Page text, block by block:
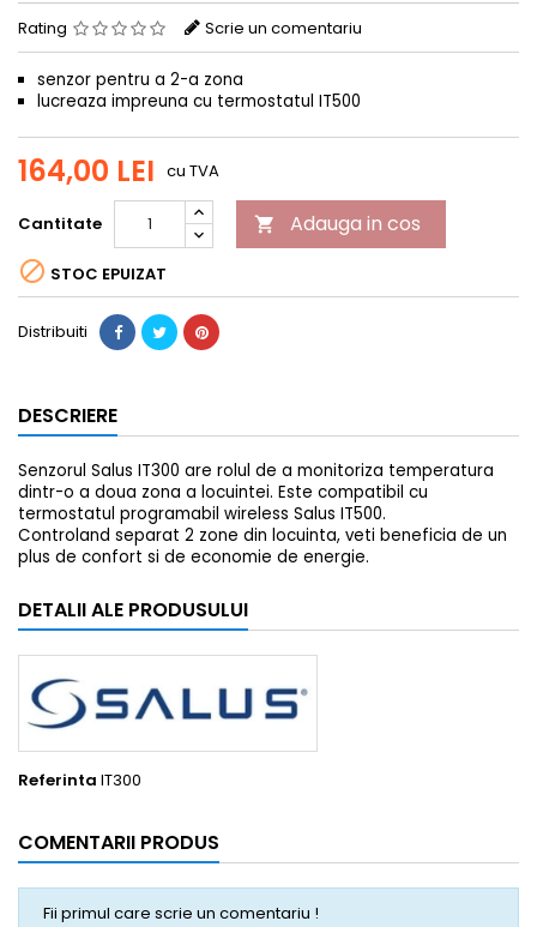
Rating Scrie un comentariu
senzor pentru a 2-a zona
lucreaza impreuna cu termostatul IT500
164,00 LEI cu TVA
Cantitate  Adauga in cos
 STOC EPUIZAT
Distribuiti
DESCRIERE
Senzorul Salus IT300 are rolul de a monitoriza temperatura
dintr-o a doua zona a locuintei. Este compatibil cu
termostatul programabil wireless Salus IT500.
Controland separat 2 zone din locuinta, veti beneficia de un
plus de confort si de economie de energie.
DETALII ALE PRODUSULUI
Referinta IT300
COMENTARII PRODUS
Fii primul care scrie un comentariu !